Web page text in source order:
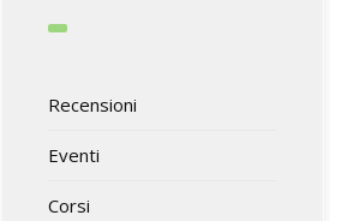
Recensioni
Eventi
Corsi